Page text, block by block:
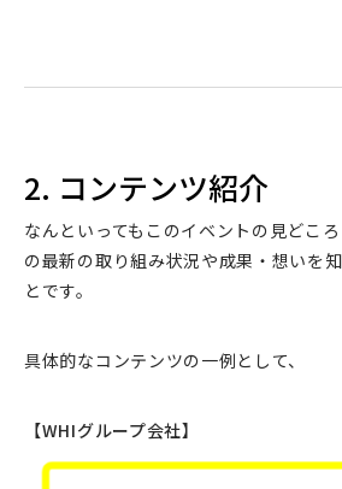
2. コンテンツ紹介
なんといってもこのイベントの見どこ
の最新の取り組み状況や成果・想いを
とです。
具体的なコンテンツの一例として、
【WHIグループ会社】